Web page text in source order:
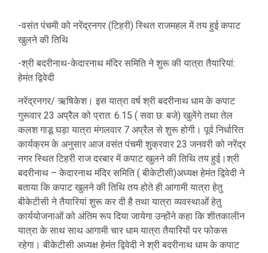
-वसंत पंचमी को नरेंद्रनगर (टिहरी) स्थित राजमहल में तय हुई कपाट
खुलने की तिथि
-श्री बदरीनाथ-केदारनाथ मंदिर समिति ने शुरू की यात्रा तैयारियां:
हेमंत द्विवेदी
नरेंद्रनगर/ ऋषिकेश। इस यात्रा वर्ष श्री बदरीनाथ धाम के कपाट
गुरूवार 23 अप्रैल को प्रात: 6.15 ( सवा छ: बजे) खुलेंगे तथा तेल
कलश गाडू घड़ा यात्रा मंगलवार 7 अप्रैल से शुरू होगी। पूर्व निर्धारित
कार्यक्रम के अनुसार आज वसंत पंचमी शुक्रवार 23 जनवरी को नरेंद्र
नगर स्थित टिहरी राज दरबार में कपाट खुलने की तिथि तय हुई।श्री
बदरीनाथ – केदारनाथ मंदिर समिति ( बीकेटीसी)अध्यक्ष हेमंत द्विवेदी ने
बताया कि कपाट खुलने की तिथि तय होते ही आगामी यात्रा हेतु
बीकेटीसी ने तैयारियां शुरू कर दी है तथा यात्रा व्यवस्थाओंं हेतु
कार्ययोजनाओं को अंतिम रूप दिया जायेगा उन्होंने कहा कि शीतकालीन
यात्रा के साथ साथ आगामी चार धाम यात्रा तैयारियों पर फोकस
रहेगा। बीकेटीसी अध्यक्ष हेमंत द्विवेदी ने श्री बदरीनाथ धाम के कपाट